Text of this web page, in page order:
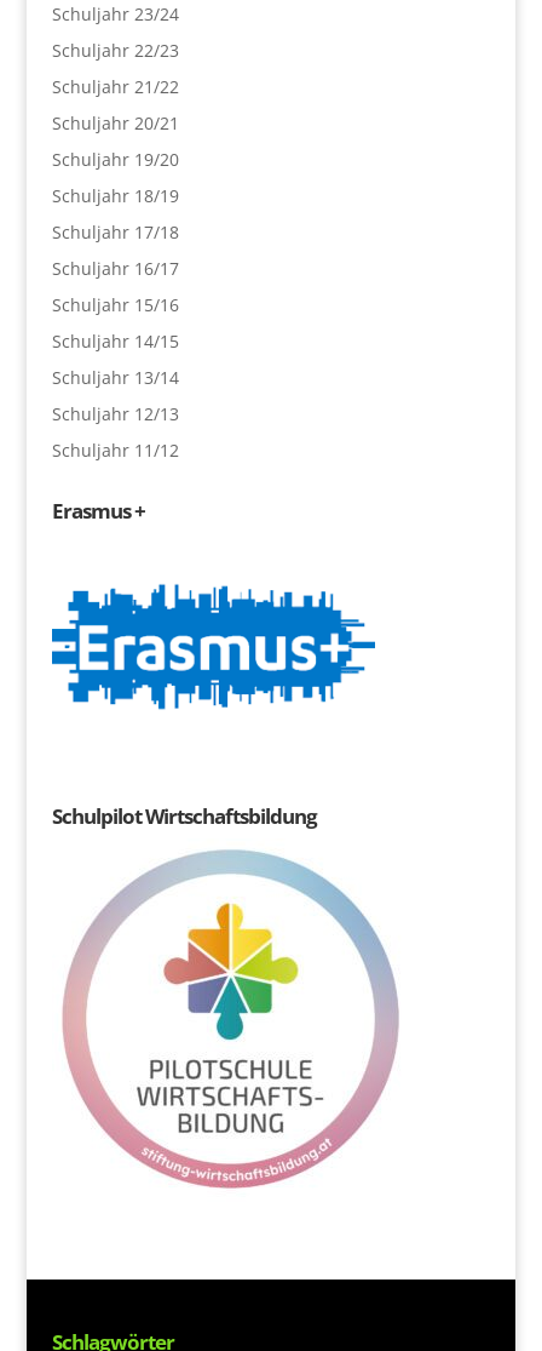
Schuljahr 23/24
Schuljahr 22/23
Schuljahr 21/22
Schuljahr 20/21
Schuljahr 19/20
Schuljahr 18/19
Schuljahr 17/18
Schuljahr 16/17
Schuljahr 15/16
Schuljahr 14/15
Schuljahr 13/14
Schuljahr 12/13
Schuljahr 11/12
Erasmus +
Schulpilot Wirtschaftsbildung
Schlagwörter